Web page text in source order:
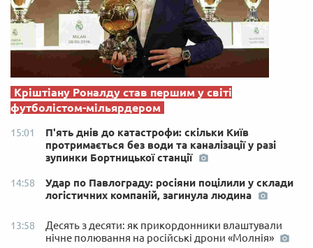
Кріштіану Роналду став першим у світі
футболістом-мільярдером
15:01
П'ять днів до катастрофи: скільки Київ
протримається без води та каналізації у разі
зупинки Бортницької станції
14:58
Удар по Павлограду: росіяни поцілили у склади
логістичних компаній, загинула людина
13:58
Десять з десяти: як прикордонники влаштували
нічне полювання на російські дрони «Молнія»